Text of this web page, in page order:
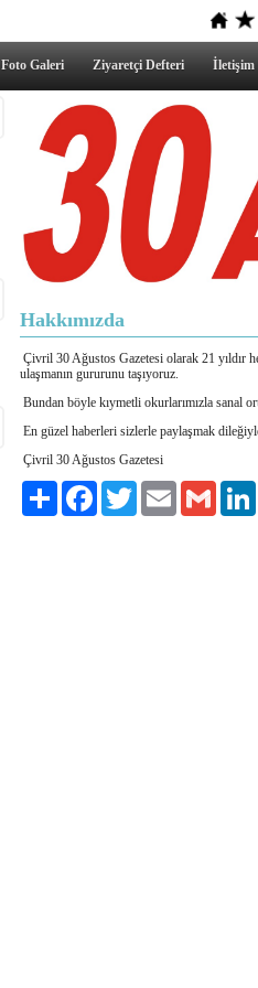
Foto Galeri Ziyaretçi Defteri İletişim
Hakkımızda
Çivril 30 Ağustos Gazetesi olarak 21 yıldır
ulaşmanın gururunu taşıyoruz.
Bundan böyle kıymetli okurlarımızla sanal
En güzel haberleri sizlerle paylaşmak
Çivril 30 Ağustos Gazetesi
Paylaş
FacebookTwitter Email Gmail